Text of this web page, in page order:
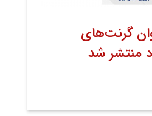
گرنت‌های
منتشر شد